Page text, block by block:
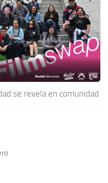
se revela en comunidad